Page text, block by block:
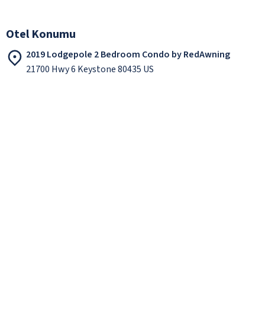
Otel Konumu
2019 Lodgepole 2 Bedroom Condo by RedAwning
21700 Hwy 6 Keystone 80435 US